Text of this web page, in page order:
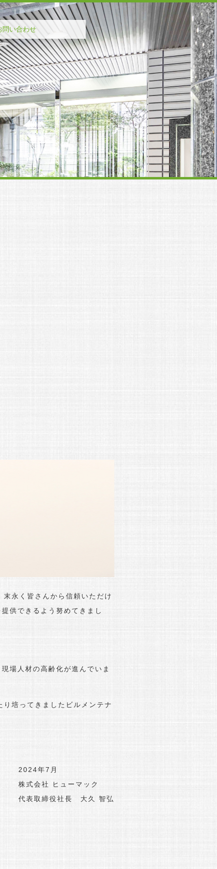
問い合わせ
永く皆さんから信頼いただけ
供できるよう努めてきまし
場人材の高齢化が進んでいま
培ってきましたビルメンテナ
2024年7月
株式会社 ヒューマック
代表取締役社長 大久 智弘